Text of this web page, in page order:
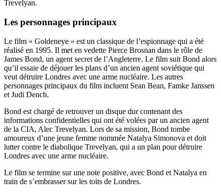
Trevelyan.
Les personnages principaux
Le film « Goldeneye » est un classique de l’espionnage qui a été
réalisé en 1995. Il met en vedette Pierce Brosnan dans le rôle de
James Bond, un agent secret de l’Angleterre. Le film suit Bond alors
qu’il essaie de déjouer les plans d’un ancien agent soviétique qui
veut détruire Londres avec une arme nucléaire. Les autres
personnages principaux du film incluent Sean Bean, Famke Janssen
et Judi Dench.
Bond est chargé de retrouver un disque dur contenant des
informations confidentielles qui ont été volées par un ancien agent
de la CIA, Alec Trevelyan. Lors de sa mission, Bond tombe
amoureux d’une jeune femme nommée Natalya Simonova et doit
lutter contre le diabolique Trevelyan, qui a un plan pour détruire
Londres avec une arme nucléaire.
Le film se termine sur une note positive, avec Bond et Natalya en
train de s’embrasser sur les toits de Londres.